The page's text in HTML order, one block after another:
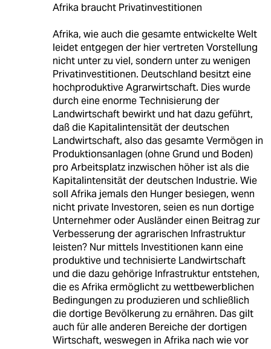
Afrika braucht Privatinvestitionen
Afrika, wie auch die gesamte entwickelte Welt
leidet entgegen der hier vertreten Vorstellung
nicht unter zu viel, sondern unter zu wenigen
Privatinvestitionen. Deutschland besitzt eine
hochproduktive Agrarwirtschaft. Dies wurde
durch eine enorme Technisierung der
Landwirtschaft bewirkt und hat dazu geführt,
daß die Kapitalintensität der deutschen
Landwirtschaft, also das gesamte Vermögen in
Produktionsanlagen (ohne Grund und Boden)
pro Arbeitsplatz inzwischen höher ist als die
Kapitalintensität der deutschen Industrie. Wie
soll Afrika jemals den Hunger besiegen, wenn
nicht private Investoren, seien es nun dortige
Unternehmer oder Ausländer einen Beitrag zur
Verbesserung der agrarischen Infrastruktur
leisten? Nur mittels Investitionen kann eine
produktive und technisierte Landwirtschaft
und die dazu gehörige Infrastruktur entstehen,
die es Afrika ermöglicht zu wettbewerblichen
Bedingungen zu produzieren und schließlich
die dortige Bevölkerung zu ernähren. Das gilt
auch für alle anderen Bereiche der dortigen
Wirtschaft, weswegen in Afrika nach wie vor